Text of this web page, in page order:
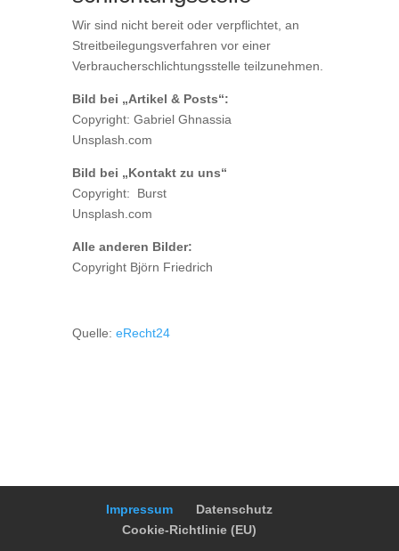
Wir sind nicht bereit oder verpflichtet, an
Streitbeilegungsverfahren vor einer
Verbraucherschlichtungsstelle teilzunehmen.
Bild bei „Artikel & Posts“:
Copyright: Gabriel Ghnassia
Unsplash.com
Bild bei „Kontakt zu uns“
Copyright: Burst
Unsplash.com
Alle anderen Bilder:
Copyright Björn Friedrich
Quelle: eRecht24
Impressum
Datenschutz
Cookie-Richtlinie (EU)